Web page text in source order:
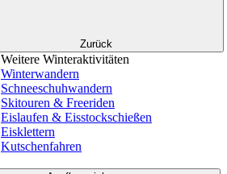
Zurück
Weitere Winteraktivitäten
Winterwandern
Schneeschuhwandern
Skitouren & Freeriden
Eislaufen & Eisstockschießen
Eisklettern
Kutschenfahren